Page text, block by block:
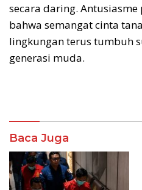
secara daring.
bahwa semangat cinta
lingkungan terus tumbuh
generasi muda.
Baca Juga